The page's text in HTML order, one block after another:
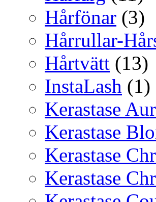
Hårfönar (3)
Hårrullar-
Hårtvätt (13)
InstaLash (1)
Kerastase
Kerastase
Kerastase
Kerastase